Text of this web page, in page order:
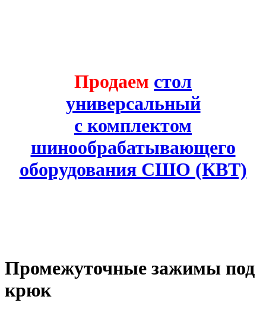
Продаем стол
универсальный
с комплектом
шинообрабатывающего
оборудования СШО (КВТ)
Промежуточные зажимы под
крюк